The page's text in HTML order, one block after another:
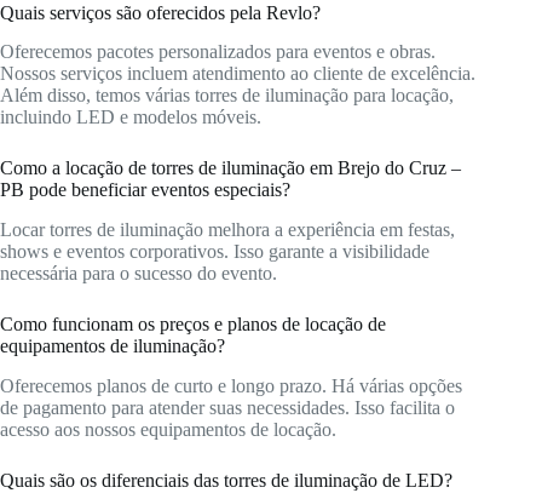
Quais serviços são oferecidos pela Revlo?
Oferecemos pacotes personalizados para eventos e obras.
Nossos serviços incluem atendimento ao cliente de excelência.
Além disso, temos várias torres de iluminação para locação,
incluindo LED e modelos móveis.
Como a locação de torres de iluminação em Brejo do Cruz –
PB pode beneficiar eventos especiais?
Locar torres de iluminação melhora a experiência em festas,
shows e eventos corporativos. Isso garante a visibilidade
necessária para o sucesso do evento.
Como funcionam os preços e planos de locação de
equipamentos de iluminação?
Oferecemos planos de curto e longo prazo. Há várias opções
de pagamento para atender suas necessidades. Isso facilita o
acesso aos nossos equipamentos de locação.
Quais são os diferenciais das torres de iluminação de LED?